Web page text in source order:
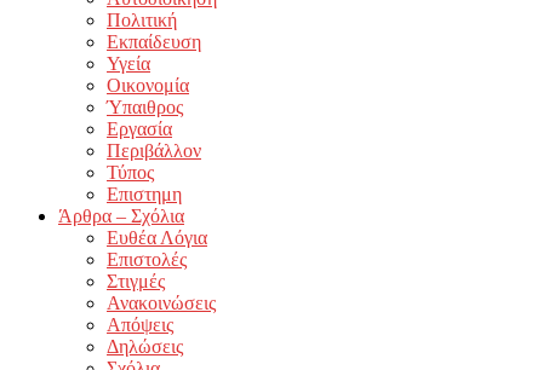
Πολιτική
Εκπαίδευση
Υγεία
Οικονομία
Ύπαιθρος
Εργασία
Περιβάλλον
Τύπος
Επιστημη
Άρθρα – Σχόλια
Ευθέα Λόγια
Επιστολές
Στιγμές
Ανακοινώσεις
Απόψεις
Δηλώσεις